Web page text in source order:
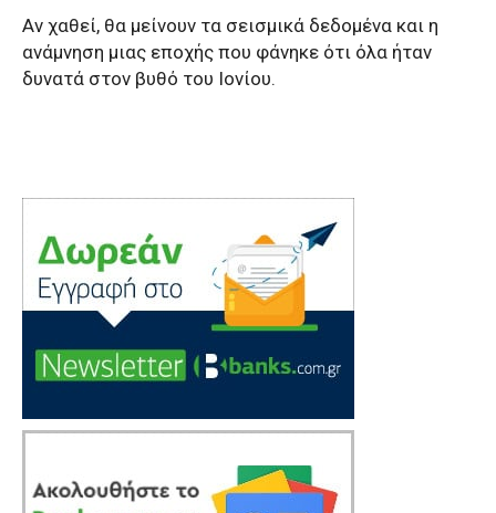
Αν χαθεί, θα μείνουν τα σεισμικά δεδομένα και η
ανάμνηση μιας εποχής που φάνηκε ότι όλα ήταν
δυνατά στον βυθό του Ιονίου.